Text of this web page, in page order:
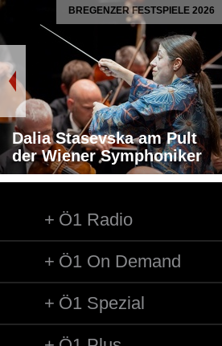
BREGENZER FESTSPIELE 2026
Dalia Stasevska am Pult
der Wiener Symphoniker
Ö1 Radio
Ö1 On Demand
Ö1 Spezial